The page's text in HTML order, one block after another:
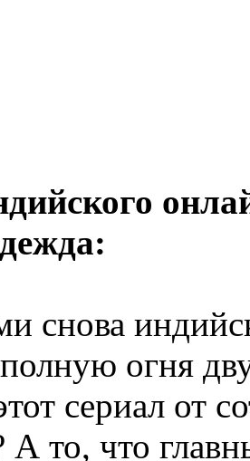
снова
огня
сериал от
А то, что